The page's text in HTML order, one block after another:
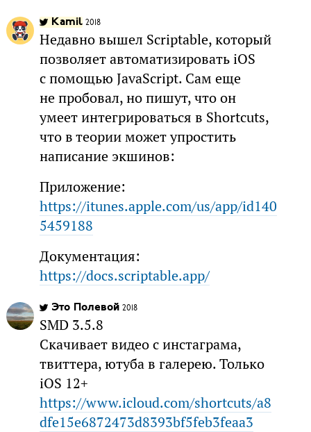
Kamil 2018
Недавно вышел Scriptable, который
позволяет автоматизировать iOS
с помощью JavaScript. Сам еще
не пробовал, но пишут, что он
умеет интегрироваться в Shortcuts,
что в теории может упростить
написание экшинов:
Приложение:
https://itunes.apple.com/us/app/id140
5459188
Документация:
https://docs.scriptable.app/
Это Полевой 2018
SMD 3.5.8
Скачивает видео с инстаграма,
твиттера, ютуба в галерею. Только
iOS 12+
https://www.icloud.com/shortcuts/a8
dfe15e6872473d8393bf5feb3feaa3